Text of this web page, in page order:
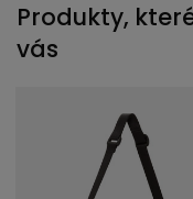
Produkty,
vás